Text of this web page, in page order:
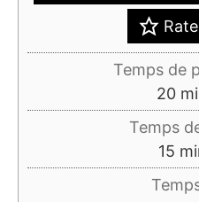
Temps de
20
Temps
15